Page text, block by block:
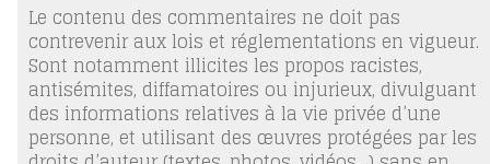
Le contenu des commentaires ne doit pas
contrevenir aux lois et réglementations en vigueur.
Sont notamment illicites les propos racistes,
antisémites, diffamatoires ou injurieux, divulguant
des informations relatives à la vie privée d’une
personne, et utilisant des œuvres protégées par les